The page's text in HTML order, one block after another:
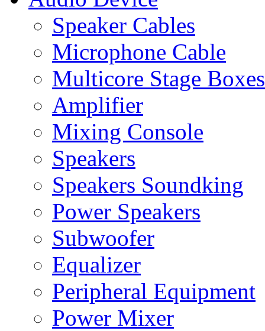
Speaker Cables
Microphone Cable
Multicore Stage Boxes
Amplifier
Mixing Console
Speakers
Speakers Soundking
Power Speakers
Subwoofer
Equalizer
Peripheral Equipment
Power Mixer